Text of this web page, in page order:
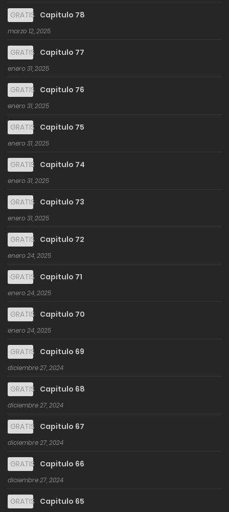
GRATIS Capitulo 78
marzo 12, 2025
GRATIS Capitulo 77
enero 31, 2025
GRATIS Capitulo 76
enero 31, 2025
GRATIS Capitulo 75
enero 31, 2025
GRATIS Capitulo 74
enero 31, 2025
GRATIS Capitulo 73
enero 31, 2025
GRATIS Capitulo 72
enero 24, 2025
GRATIS Capitulo 71
enero 24, 2025
GRATIS Capitulo 70
enero 24, 2025
GRATIS Capitulo 69
diciembre 27, 2024
GRATIS Capitulo 68
diciembre 27, 2024
GRATIS Capitulo 67
diciembre 27, 2024
GRATIS Capitulo 66
diciembre 27, 2024
GRATIS Capitulo 65